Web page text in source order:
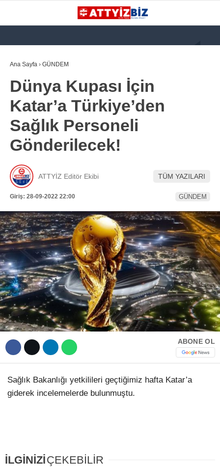
WhatsApp İhbar
Hattı
Facebook
Instagram
TikTok
KATEGORİLER
GÜNDEM
112 ACİL
KPSS
PARAMEDİK (AABT)
STK
İLANLAR
TERCİH ROBOTU
Ana Sayfa › GÜNDEM
Dünya Kupası İçin
Katar’a Türkiye’den
Sağlık Personeli
Gönderilecek!
ATTYİZ Editör Ekibi TÜM YAZILARI
Giriş: 28-09-2022 22:00 GÜNDEM
ABONE OL
Sağlık Bakanlığı yetkilileri geçtiğimiz hafta Katar’a
giderek incelemelerde bulunmuştu.
İLGİNİZİÇEKEBİLİR